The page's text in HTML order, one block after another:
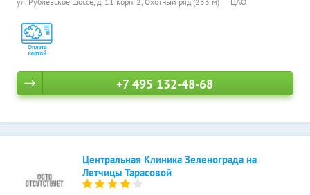
+7 495 132-48-68
Центральная Клиника Зеленограда на
Летчицы Тарасовой